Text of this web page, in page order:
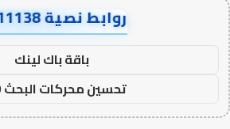
روابط نصية AA11138
باقة باك لينك
تحسين محركات البحث SEO